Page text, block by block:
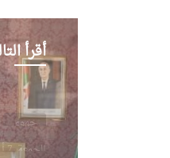
أقرأ
جهوي
الجمعة, 7 أغسطس 2026, 12:01